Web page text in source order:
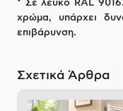
* Σε λευκό RAL
χρώμα, υπάρχει
επιβάρυνση.
Σχετικά Άρθρα